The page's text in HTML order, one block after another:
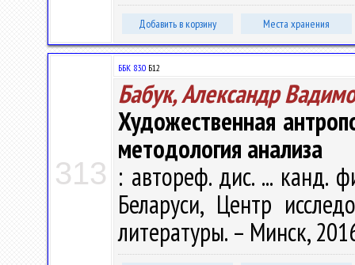
Добавить в корзину Места хранения
313
ББК 83.0 Б12
Бабук, Александр
Художественная
методология анализа
: автореф. дис. ... канд.
Беларуси, Центр
литературы. – Минск,